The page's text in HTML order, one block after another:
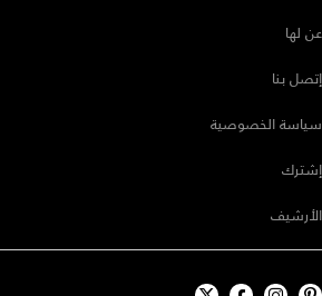
عن لها
إتصل بنا
سياسة الخصوصية
إشترك
الأرشيف